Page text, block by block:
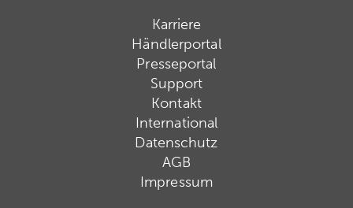
Karriere
Händlerportal
Presseportal
Support
Kontakt
International
Datenschutz
AGB
Impressum